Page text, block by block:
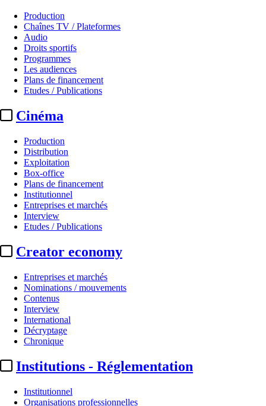
Production
Chaînes TV / Plateformes
Audio
Droits sportifs
Programmes
Les audiences
Plans de financement
Etudes / Publications
Cinéma
Production
Distribution
Exploitation
Box-office
Plans de financement
Institutionnel
Entreprises et marchés
Interview
Etudes / Publications
Creator economy
Entreprises et marchés
Nominations / mouvements
Contenus
Interview
International
Décryptage
Chronique
Institutions - Réglementation
Institutionnel
Organisations professionnelles